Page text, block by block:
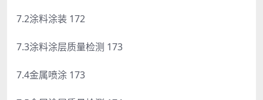
7.2涂料涂装 172
7.3涂料涂层质量检测 173
7.4金属喷涂 173